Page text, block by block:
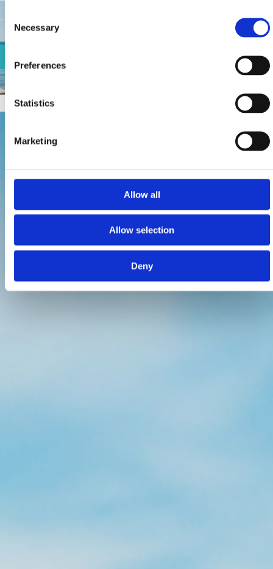
Selection
Necessary
Preferences
Statistics
Marketing
Allow all
Allow selection
Deny